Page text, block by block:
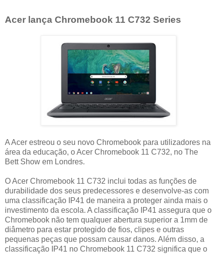
Acer lança Chromebook 11 C732 Series
A Acer estreou o seu novo Chromebook para utilizadores na
área da educação, o Acer Chromebook 11 C732, no The
Bett Show em Londres.
O Acer Chromebook 11 C732 inclui todas as funções de
durabilidade dos seus predecessores e desenvolve-as com
uma classificação IP41 de maneira a proteger ainda mais o
investimento da escola. A classificação IP41 assegura que o
Chromebook não tem qualquer abertura superior a 1mm de
diâmetro para estar protegido de fios, clipes e outras
pequenas peças que possam causar danos. Além disso, a
classificação IP41 no Chromebook 11 C732 significa que o